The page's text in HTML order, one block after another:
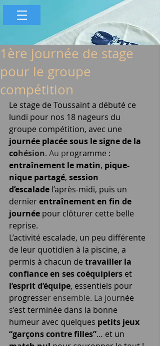
1ère journée de stage
pour le groupe
compétition
Le stage de Toussaint a débuté ce
lundi pour nos 18 nageurs du
groupe compétition, avec une
journée placée sous le signe de la
cohésion. Au programme :
entraînement le matin, pique-
nique partagé, session
d’escalade l’après-midi, puis un
dernier entraînement en fin de
journée pour clôturer cette belle
reprise.
L’activité escalade, un peu différente
de leur quotidien à la piscine, a
permis à chacun de travailler la
confiance en ses coéquipiers et
l’esprit d’équipe, essentiels pour
progresser ensemble. La journée
s’est terminée dans la bonne
humeur avec quelques petits jeux
“garçons contre filles”… et un